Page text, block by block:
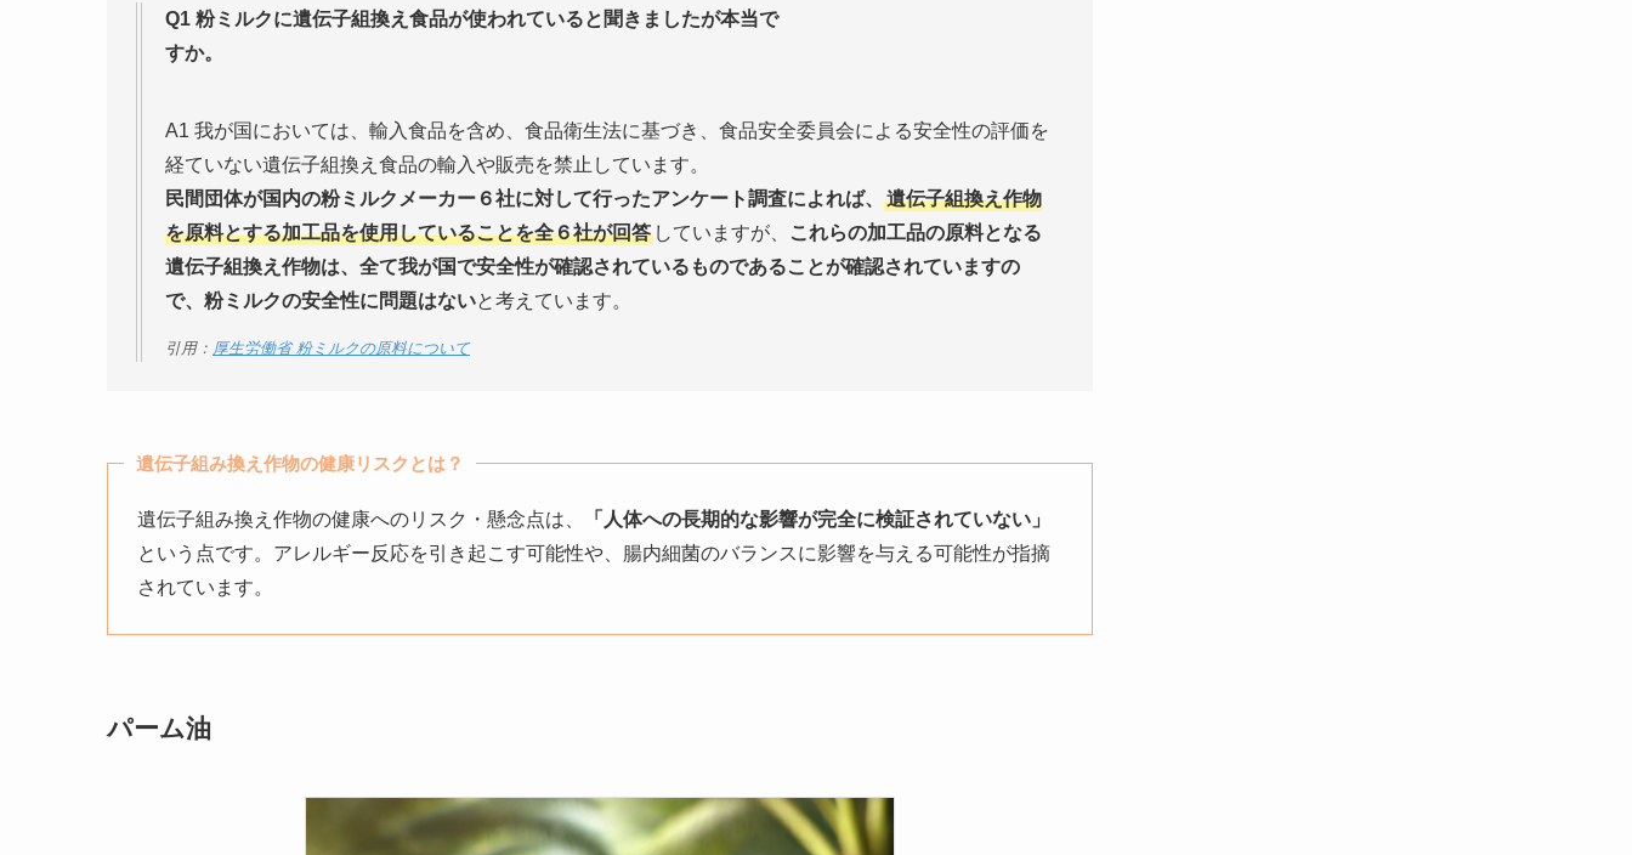
Q1 粉ミルクに遺伝子組換え食品が使われていると聞きましたが本当で
すか。
A1 我が国においては、輸入食品を含め、食品衛生法に基づき、食品安全委員会による安全性の評価を
経ていない遺伝子組換え食品の輸入や販売を禁止しています。
民間団体が国内の粉ミルクメーカー６社に対して行ったアンケート調査によれば、
遺伝子組換え作物
を原料とする加工品を使用していることを全６社が回答 していますが、
これらの加工品の原料となる
遺伝子組換え作物は、全て我が国で安全性が確認されているものであることが確認されていますの
で、粉ミルクの安全性に問題はないと考えています。
引用： 厚生労働省 粉ミルクの原料について
遺伝子組み換え作物の健康リスクとは？
遺伝子組み換え作物の健康へのリスク・懸念点は、
「人体への長期的な影響が完全に検証されていない」
という点です。アレルギー反応を引き起こす可能性や、腸内細菌のバランスに影響を与える可能性が指摘
されています。
パーム油